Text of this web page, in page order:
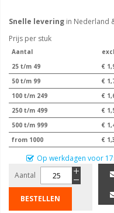
Snelle levering in Nederland
Prijs per stuk
Aantal
25 t/m 49
€
50 t/m 99
€
100 t/m 249
€
250 t/m 499
€
500 t/m 999
€
from 1000
€
Op werkdagen voor
Aantal
BESTELLEN